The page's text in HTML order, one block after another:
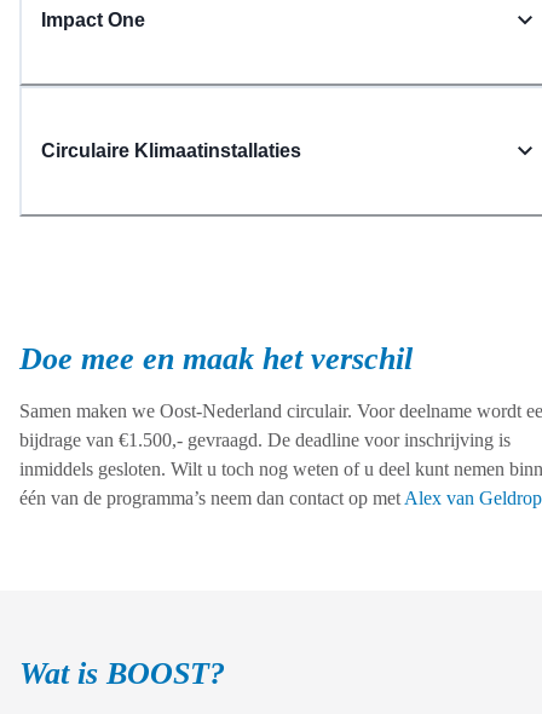
Impact One
Circulaire Klimaatinstallaties
Doe mee en maak het verschil
Samen maken we Oost-Nederland circulair. Voor deelname wordt
bijdrage van €1.500,- gevraagd. De deadline voor inschrijving is
inmiddels gesloten. Wilt u toch nog weten of u deel kunt nemen
één van de programma’s neem dan contact op met Alex van Geldrop
Wat is BOOST?